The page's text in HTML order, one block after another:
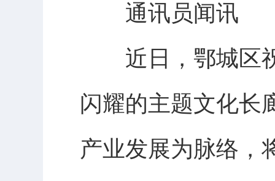
通讯员闻讯
近日，鄂城区祝
闪耀的主题文化长
产业发展为脉络，